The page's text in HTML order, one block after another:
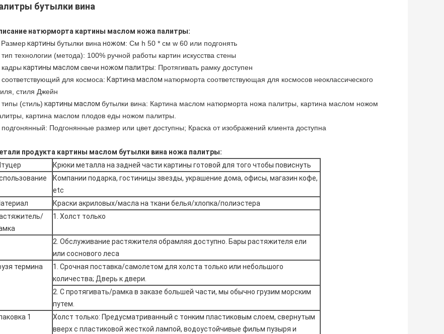
бутылки вина
натюрморта картины маслом ножа палитры:
Размеркартины бутылки винаножом: См h 50 * см w 60 или подгонять
технологии (метода): 100% ручной работы картин искусства стены
кадры картины маслом свечи ножом палитры: Протягивать рамку доступен
для космоса: Картина маслом натюрморта соответствующая для космосов неоклассического
стиля Джейн
(стиль) картины маслом бутылки вина: Картина маслом натюрморта ножа палитры, картина маслом ножом
картина маслом плодов еды ножом палитры.
Подгонянные размер или цвет доступны; Краска от изображений клиента доступна
продукта картины маслом бутылки вина ножа палитры:
Крюки металла на задней части картины готовой для того чтобы повиснуть
Компании подарка, гостиницы звезды, украшение дома, офисы, магазин кофе,
etc
Краски акриловых/масла на ткани белья/хлопка/полиэстера
1. Холст только
2. Обслуживание растяжителя обрамляя доступно. Бары растяжителя ели
или соснового леса
термина
1. Срочная поставка/самолетом для холста только или небольшого
количества; Дверь к двери.
2. С протягивать/рамка в заказе большей части, мы обычно грузим морским
путем.
1
Холст только: Предусматриванный с тонким пластиковым слоем, свернутым
вверх с пластиковой жесткой лампой, водоустойчивые фильм пузыря и